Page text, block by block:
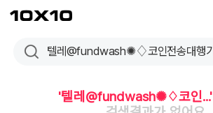
텐
바
'텔레@fundwash✺♢코인...'